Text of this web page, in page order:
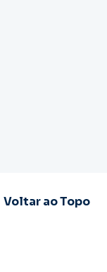
Voltar ao Topo